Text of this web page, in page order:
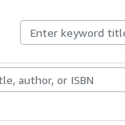
Rare BooksArt &